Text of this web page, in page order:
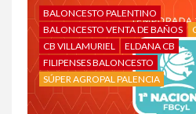
BALONCESTO PALENTINO
BALONCESTO VENTA DE BAÑOS
CB VILLAMURIEL
ELDANA CB
FILIPENSES BALONCESTO
SÚPER AGROPAL PALENCIA